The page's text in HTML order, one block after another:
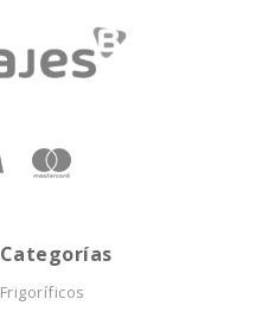
Categorías
Frigoríficos